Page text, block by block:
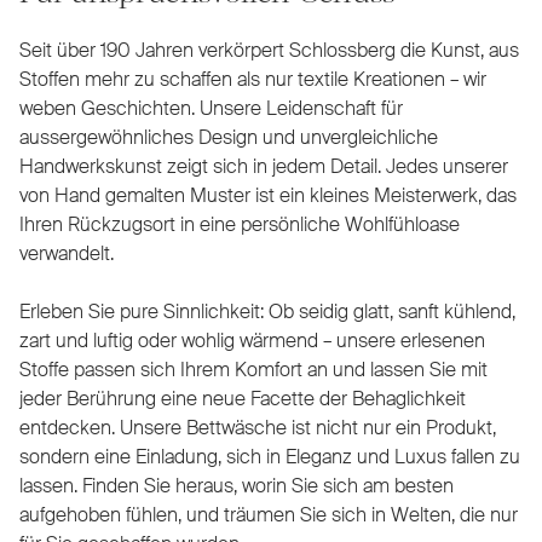
Seit über 190 Jahren verkörpert Schlossberg die Kunst, aus
Stoffen mehr zu schaffen als nur textile Kreationen – wir
weben Geschichten. Unsere Leidenschaft für
aussergewöhnliches Design und unvergleichliche
Handwerkskunst zeigt sich in jedem Detail. Jedes unserer
von Hand gemalten Muster ist ein kleines Meisterwerk, das
Ihren Rückzugsort in eine persönliche Wohlfühloase
verwandelt.
Erleben Sie pure Sinnlichkeit: Ob seidig glatt, sanft kühlend,
zart und luftig oder wohlig wärmend – unsere erlesenen
Stoffe passen sich Ihrem Komfort an und lassen Sie mit
jeder Berührung eine neue Facette der Behaglichkeit
entdecken. Unsere Bettwäsche ist nicht nur ein Produkt,
sondern eine Einladung, sich in Eleganz und Luxus fallen zu
lassen. Finden Sie heraus, worin Sie sich am besten
aufgehoben fühlen, und träumen Sie sich in Welten, die nur